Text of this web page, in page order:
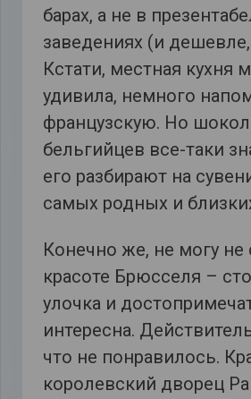
барах, а не в
заведениях (и
Кстати, местная кухня
удивила, немного
французскую. Но
бельгийцев все-таки
его разбирают на
самых родных и
Конечно же, не могу не
красоте Брюсселя –
улочка и
интересна.
что не понравилось.
королевский дворец